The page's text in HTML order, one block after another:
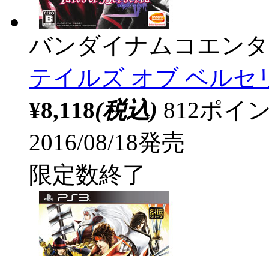
バンダイナムコエン
テイルズ オブ ベルセ
¥8,118(税込) 812ポイ
2016/08/18発売
限定数終了